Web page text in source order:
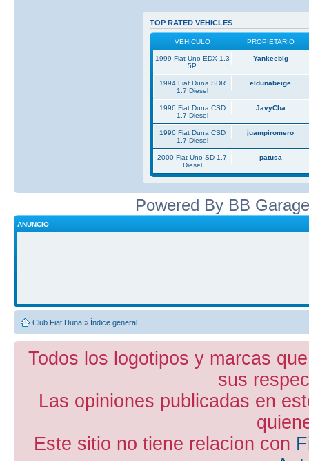
TOP RATED VEHICLES
VEHICULO PROPIETARIO
1999 Fiat Uno EDX 1.3
5P
Yankeebig
1994 Fiat Duna SDR
1.7 Diesel
eldunabeige
1996 Fiat Duna CSD
1.7 Diesel
JavyCba
1996 Fiat Duna CSD
1.7 Diesel
juampiromero
2000 Fiat Uno SD 1.7
Diesel
patusa
Powered By BB
ANUNCIO
Club Fiat Duna » Índice general
Todos los logotipos y marcas
sus
Las opiniones publicadas en
Este sitio no tiene relacion con